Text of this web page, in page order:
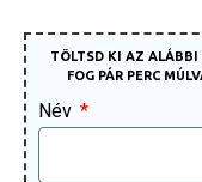
TÖLTSD KI AZ ALÁBBI
FOG PÁR PERC
Név